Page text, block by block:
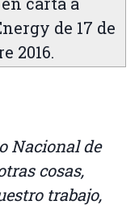
de 17 de
2016.
Nacional de
cosas,
trabajo,